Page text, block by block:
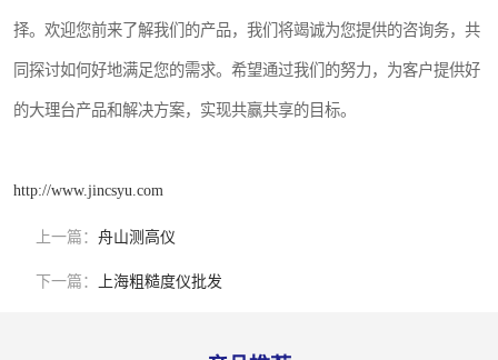
择。欢迎您前来了解我们的产品，我们将竭诚为您提供的咨询务，共
同探讨如何好地满足您的需求。希望通过我们的努力，为客户提供好
的大理台产品和解决方案，实现共赢共享的目标。
http://www.jincsyu.com
上一篇： 舟山测高仪
下一篇： 上海粗糙度仪批发